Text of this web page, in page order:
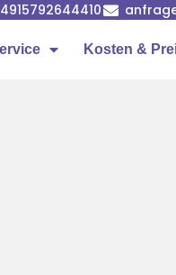
Kosten &